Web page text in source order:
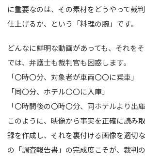
に重要なのは、その素材をどうやって裁
仕上げるか、という「料理の腕」です。
どんなに鮮明な動画があっても、それを
では、弁護士も裁判官も困惑します。
「〇時〇分、対象者が車両〇〇に乗車」
「同〇分、ホテル〇〇に入庫」
「〇時間後の〇時〇分、同ホテルより出庫
このように、映像から事実を正確に読み
録を作成し、それを裏付ける画像を適切
の「調査報告書」の完成度こそが、裁判